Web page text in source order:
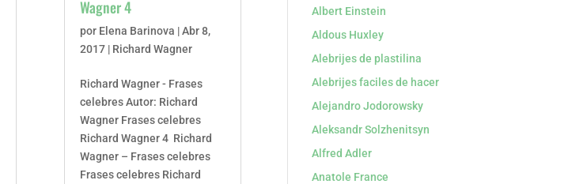
Wagner 4
por Elena Barinova |Abr 8,
2017 | Richard Wagner
Richard Wagner - Frases
celebres Autor: Richard
Wagner Frases celebres
Richard Wagner 4 Richard
Wagner – Frases celebres
Frases celebres Richard
Albert Einstein
Aldous Huxley
Alebrijes de plastilina
Alebrijes faciles de hacer
Alejandro Jodorowsky
Aleksandr Solzhenitsyn
Alfred Adler
Anatole France